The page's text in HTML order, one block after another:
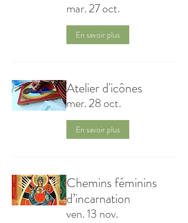
mar. 27 oct.
En savoir plus
Atelier d'icônes
mer. 28 oct.
En savoir plus
Chemins féminins
d’incarnation
ven. 13 nov.